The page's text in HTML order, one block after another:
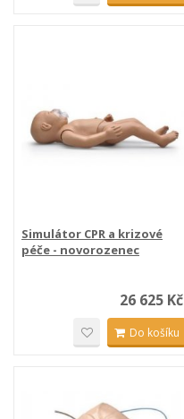
Simulátor CPR a krizové
péče - novorozenec
26 625 Kč
Do košíku